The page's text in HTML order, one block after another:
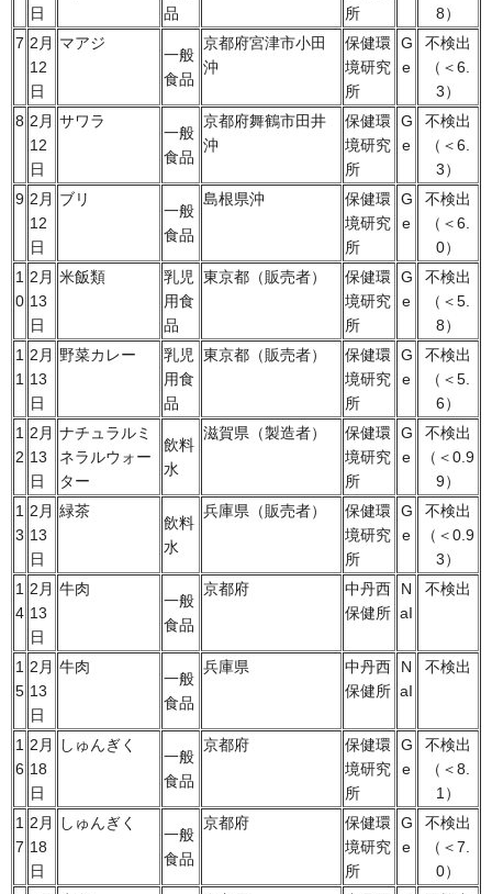
日
品
所
8）
7 2月
12
日
マアジ
一般
食品
京都府宮津市小田
沖
保健環
境研究
所
G
e
不検出
（＜6.
3）
8 2月
12
日
サワラ
一般
食品
京都府舞鶴市田井
沖
保健環
境研究
所
G
e
不検出
（＜6.
3）
9 2月
12
日
ブリ
一般
食品
島根県沖
保健環
境研究
所
G
e
不検出
（＜6.
0）
1
0
2月
13
日
米飯類
乳児
用食
品
東京都（販売者）
保健環
境研究
所
G
e
不検出
（＜5.
8）
1
1
2月
13
日
野菜カレー
乳児
用食
品
東京都（販売者）
保健環
境研究
所
G
e
不検出
（＜5.
6）
1
2
2月
13
日
ナチュラルミ
ネラルウォー
ター
飲料
水
滋賀県（製造者）
保健環
境研究
所
G
e
不検出
（＜0.9
9）
1
3
2月
13
日
緑茶
飲料
水
兵庫県（販売者）
保健環
境研究
所
G
e
不検出
（＜0.9
3）
1
4
2月
13
日
牛肉
一般
食品
京都府
中丹西
保健所
N
aI
不検出
1
5
2月
13
日
牛肉
一般
食品
兵庫県
中丹西
保健所
N
aI
不検出
1
6
2月
18
日
しゅんぎく
一般
食品
京都府
保健環
境研究
所
G
e
不検出
（＜8.
1）
1
7
2月
18
日
しゅんぎく
一般
食品
京都府
保健環
境研究
所
G
e
不検出
（＜7.
0）